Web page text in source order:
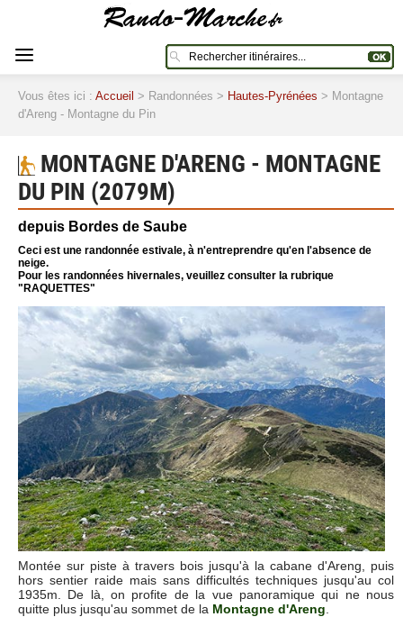
Vous êtes ici : Accueil > Randonnées > Hautes-Pyrénées > Montagne
d'Areng - Montagne du Pin
MONTAGNE D'ARENG - MONTAGNE
DU PIN (2079M)
depuis Bordes de Saube
Ceci est une randonnée estivale, à n'entreprendre qu'en l'absence de
neige.
Pour les randonnées hivernales, veuillez consulter la rubrique
"RAQUETTES"
Montée sur piste à travers bois jusqu'à la cabane d'Areng, puis
hors sentier raide mais sans difficultés techniques jusqu'au col
1935m. De là, on profite de la vue panoramique qui ne nous
quitte plus jusqu'au sommet de la Montagne d'Areng